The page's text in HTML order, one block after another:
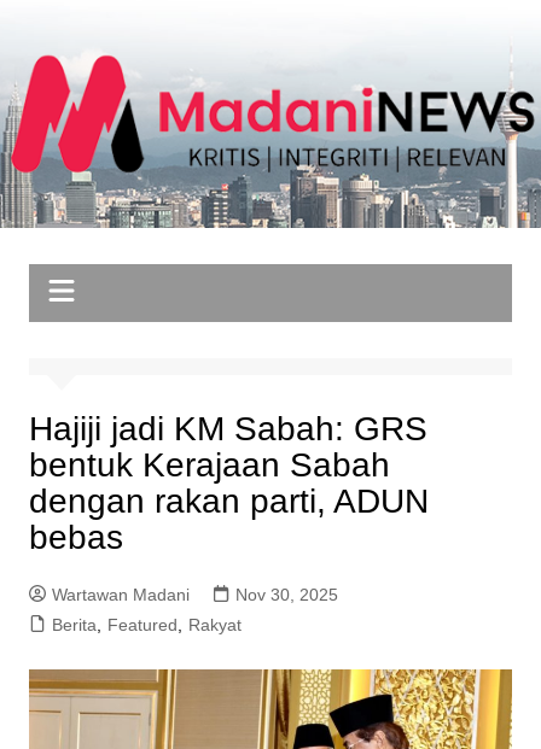
content
Hajiji jadi KM Sabah: GRS
bentuk Kerajaan Sabah
dengan rakan parti, ADUN
bebas
Wartawan Madani
Nov 30, 2025
Berita, Featured, Rakyat